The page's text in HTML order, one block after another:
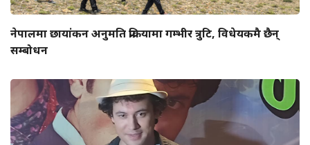
नेपालमा छायांकन अनुमति प्रक्रियामा गम्भीर त्रुटि, विधेयकमै छैन्
सम्बोधन